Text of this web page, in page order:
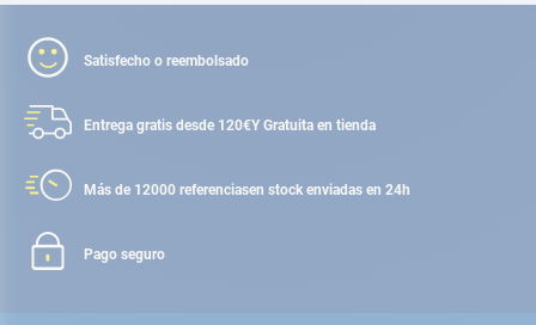
Satisfecho o reembolsado
Entrega gratis desde 120€Y Gratuita en tienda
Más de 12000 referenciasen stock enviadas en 24h
Pago seguro